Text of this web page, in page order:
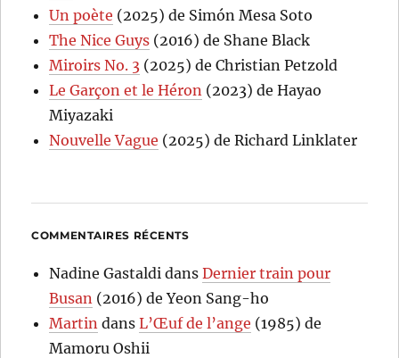
Un poète (2025) de Simón Mesa Soto
The Nice Guys (2016) de Shane Black
Miroirs No. 3 (2025) de Christian Petzold
Le Garçon et le Héron (2023) de Hayao
Miyazaki
Nouvelle Vague (2025) de Richard Linklater
COMMENTAIRES RÉCENTS
Nadine Gastaldi dansDernier train pour
Busan (2016) de Yeon Sang-ho
Martin dansL’Œuf de l’ange (1985) de
Mamoru Oshii